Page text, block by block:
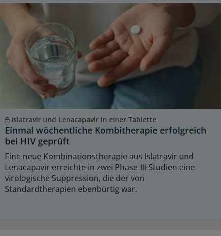
Islatravir und Lenacapavir in einer Tablette
Einmal wöchentliche Kombitherapie erfolgreich
bei HIV geprüft
Eine neue Kombinationstherapie aus Islatravir und
Lenacapavir erreichte in zwei Phase-III-Studien eine
virologische Suppression, die der von
Standardtherapien ebenbürtig war.